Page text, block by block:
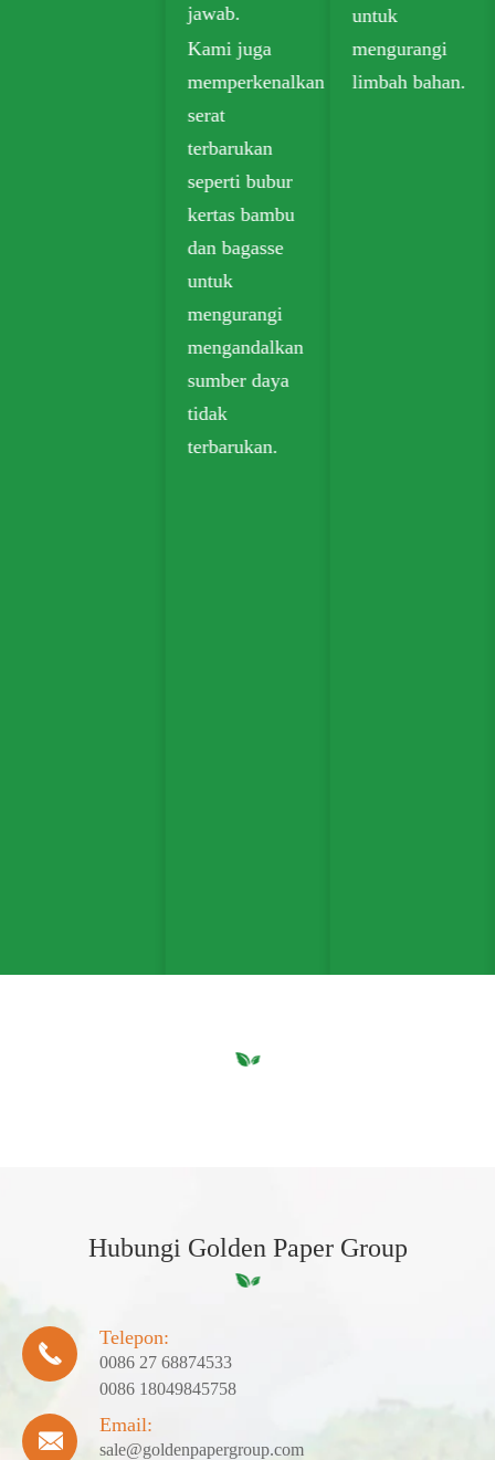
jawab.
Kami juga
memperkenalkan
serat
terbarukan
seperti bubur
kertas bambu
dan bagasse
untuk
mengurangi
mengandalkan
sumber daya
tidak
terbarukan.
untuk
mengurangi
limbah bahan.
Hubungi Golden Paper Group

Telepon:
0086 27 68874533
0086 18049845758

Email:
sale@goldenpapergroup.com